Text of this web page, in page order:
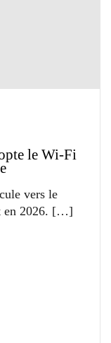
le Wi-Fi
vers le
2026.